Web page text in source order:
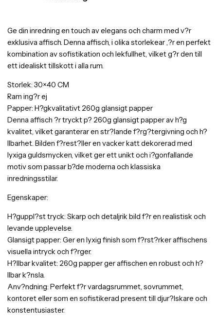
Ge din inredning en touch av elegans och charm med v?r
exklusiva affisch. Denna affisch, i olika storlekear ,?r en perfekt
kombination av sofistikation och lekfullhet, vilket g?r den till
ett idealiskt tillskott i alla rum.
Storlek: 30×40 CM
Ram ing?r ej
Papper: H?gkvalitativt 260g glansigt papper
Denna affisch ?r tryckt p? 260g glansigt papper av h?g
kvalitet, vilket garanterar en str?lande f?rg?tergivning och h?
llbarhet. Bilden f?rest?ller en vacker katt dekorerad med
lyxiga guldsmycken, vilket ger ett unikt och i?gonfallande
motiv som passar b?de moderna och klassiska
inredningsstilar.
Egenskaper:
H?guppl?st tryck: Skarp och detaljrik bild f?r en realistisk och
levande upplevelse.
Glansigt papper: Ger en lyxig finish som f?rst?rker affischens
visuella intryck och f?rger.
H?llbar kvalitet: 260g papper ger affischen en robust och h?
llbar k?nsla.
Anv?ndning: Perfekt f?r vardagsrummet, sovrummet,
kontoret eller som en sofistikerad present till djur?lskare och
konstentusiaster.